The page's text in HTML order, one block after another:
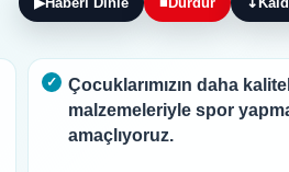
Çocuklarımızın daha
malzemeleriyle spor
amaçlıyoruz.